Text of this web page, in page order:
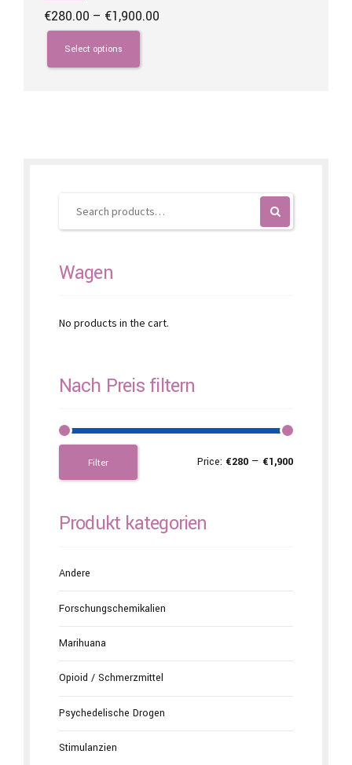
€280.00 – €1,900.00
Select options
This
product
has
product
Wagen
No products in the cart.
Nach Preis filtern
Filter Price: €280 — €1,900
Produkt kategorien
Andere
Forschungschemikalien
Marihuana
Opioid / Schmerzmittel
Psychedelische Drogen
Stimulanzien